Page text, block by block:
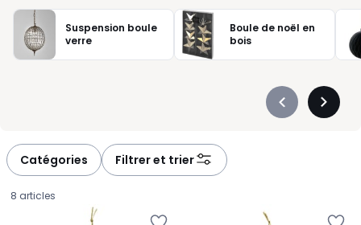
Suspension boule
verre
Boule de noël en
bois
Précédent
Catégories Filtrer et trier
8 articles